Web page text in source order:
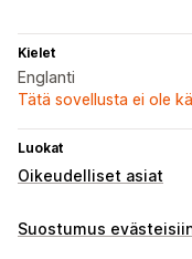
Kielet
Englanti
Tätä sovellusta ei ole
Luokat
Oikeudelliset asiat
Vaatimustenmukaisuus
Suostumus